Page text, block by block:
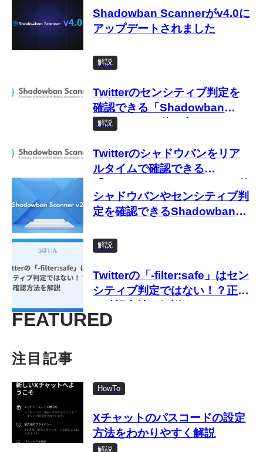
Shadowban Scannerがv4.0に
アップデートされました
解説
Twitterのセンシティブ判定を
確認できる「Shadowban
Scanner」の使い方
解説
Twitterのシャドウバンをリア
ルタイムで確認できる
い方
シャドウバンやセンシティブ判
定を確認できるShadowban
た解説
Twitterの「-filter:safe」はセン
シティブ判定ではない！？正し
FEATURED
注目記事
HowTo
Xチャットのパスコードの設定
方法をわかりやすく解説
解説